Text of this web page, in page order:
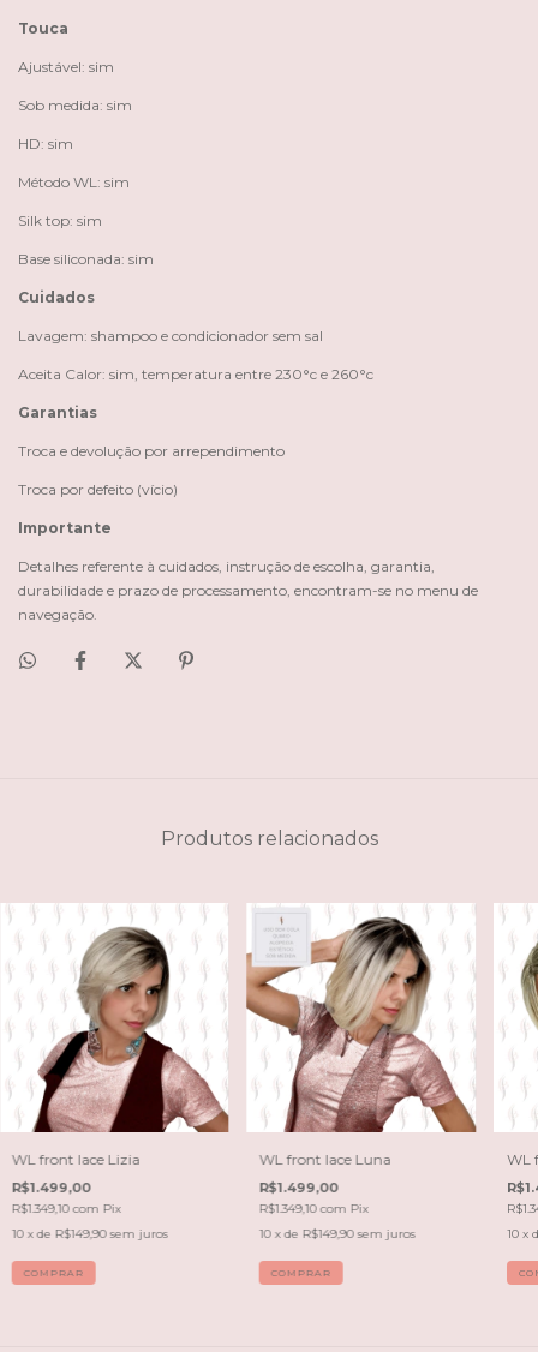
Touca
Ajustável: sim
Sob medida: sim
HD: sim
Método WL: sim
Silk top: sim
Base siliconada: sim
Cuidados
Lavagem: shampoo e condicionador sem sal
Aceita Calor: sim, temperatura entre 230°c e 260°c
Garantias
Troca e devolução por arrependimento
Troca por defeito (vício)
Importante
Detalhes referente à cuidados, instrução de escolha, garantia,
durabilidade e prazo de processamento, encontram-se no menu de
navegação.
Produtos relacionados
WL front lace Lizia
R$1.499,00
R$1.349,10com Pix
10 x de R$149,90 sem juros
COMPRAR
WL front lace Luna
R$1.499,00
R$1.349,10com Pix
10 x de R$149,90 sem juros
COMPRAR
WL
10 x